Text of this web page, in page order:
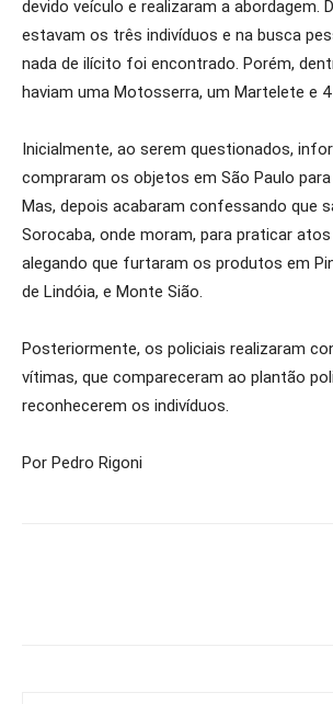
devido veículo e realizaram a abordagem.
estavam os três indivíduos e na busca
nada de ilícito foi encontrado. Porém,
haviam uma Motosserra, um Martelete e
Inicialmente, ao serem questionados,
compraram os objetos em São Paulo
Mas, depois acabaram confessando que
Sorocaba, onde moram, para praticar
alegando que furtaram os produtos em
de Lindóia, e Monte Sião.
Posteriormente, os policiais realizaram
vítimas, que compareceram ao plantão
reconhecerem os indivíduos.
Por Pedro Rigoni